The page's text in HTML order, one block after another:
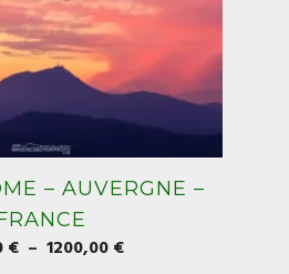
– AUVERGNE –
€ – 1200,00€Plage